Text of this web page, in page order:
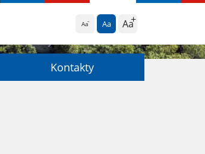
Aa Aa Aa
Kontakty